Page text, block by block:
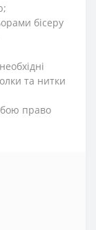
бісеру
та нитки
право